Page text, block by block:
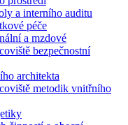
a interního auditu
péče
a mzdové
bezpečnostní
architekta
metodik vnitřního